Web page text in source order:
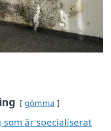
gömma
är specialiserat